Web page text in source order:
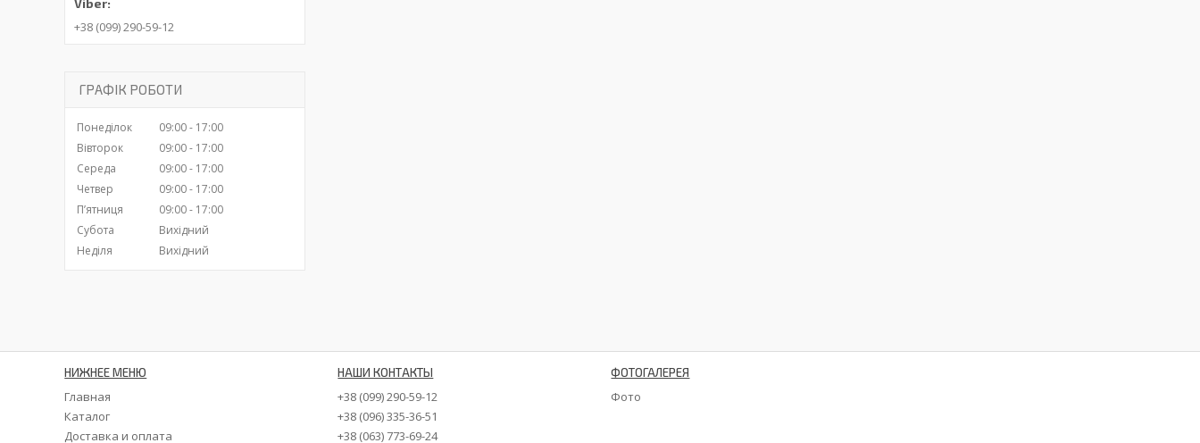
+38 (099) 290-59-12
ГРАФІК РОБОТИ
Понеділок 09:00
17:00
Вівторок
09:00
17:00
Середа
09:00
17:00
Четвер
09:00
17:00
Пʼятниця
09:00
17:00
Субота
Вихідний
Неділя
Вихідний
НИЖНЕЕ МЕНЮ
Главная
Каталог
Доставка и оплата
НАШИ КОНТАКТЫ
+38 (099) 290-59-12
+38 (096) 335-36-51
+38 (063) 773-69-24
ФОТОГАЛЕРЕЯ
Фото